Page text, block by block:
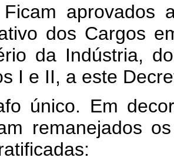
aprovados
dos Cargos
da Indústria,
I e II, a este
único. Em
remanejados